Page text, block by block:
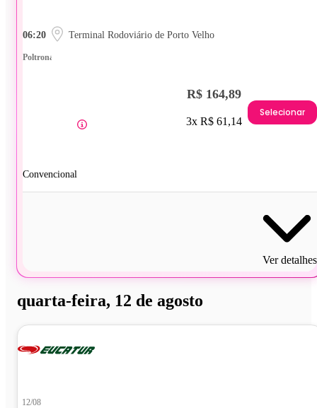
06:20 Terminal Rodoviário de Porto Velho
Poltrona
Convencional
R$ 164,89
3x R$ 61,14
Selecionar
Ver detalhes
quarta-feira, 12 de agosto
12/08